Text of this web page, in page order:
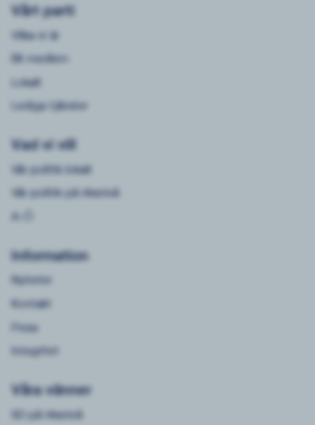
Vårt parti
Vilka vi är
Bli medlem
Lokalt
Lediga tjänster
Vad vi vill
Vår politik lokalt
Vår politik på riksnivå
A-Ö
Information
Nyheter
Kontakt
Press
Integritet
Våra vänner
SD på riksnivå